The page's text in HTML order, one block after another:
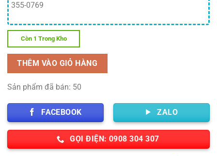
355-0769
Còn 1 Trong Kho
THÊM VÀO GIỎ HÀNG
Sản phẩm đã bán: 50
FACEBOOK ZALO
GỌI ĐIỆN: 0908 304 307